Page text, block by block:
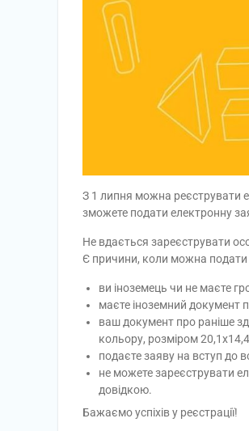
З 1 липня можна реєструвати
зможете подати електронну
Не вдається зареєструвати
Є причини, коли можна подати
ви іноземець чи не маєте
маєте іноземний документ
ваш документ про раніше
кольору, розміром
подаєте заяву на вступ до
не можете зареєструвати
довідкою.
Бажаємо успіхів у реєстрації!